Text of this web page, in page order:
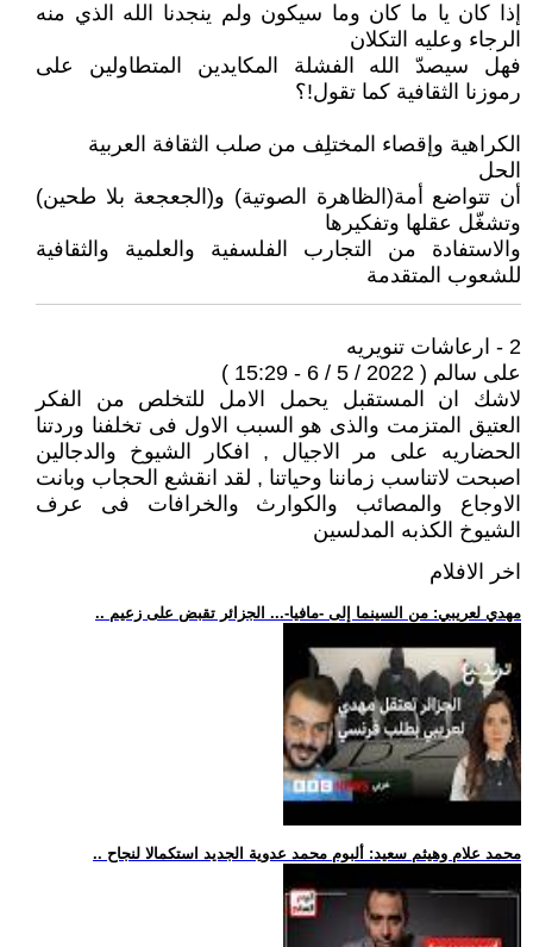
إذا كان يا ما كان وما سيكون ولم ينجدنا الله الذي منه
الرجاء وعليه التكلان
فهل سيصدّ الله الفشلة المكايدين المتطاولين على
رموزنا الثقافية كما تقول!؟
الكراهية وإقصاء المختلِف من صلب الثقافة العربية
الحل
أن تتواضع أمة(الظاهرة الصوتية) و(الجعجعة بلا طحين)
وتشغّل عقلها وتفكيرها
والاستفادة من التجارب الفلسفية والعلمية والثقافية
للشعوب المتقدمة
2 - ارعاشات تنويريه
على سالم ( 2022 / 5 / 6 - 15:29 )
لاشك ان المستقبل يحمل الامل للتخلص من الفكر
العتيق المتزمت والذى هو السبب الاول فى تخلفنا وردتنا
الحضاريه على مر الاجيال , افكار الشيوخ والدجالين
اصبحت لاتناسب زماننا وحياتنا , لقد انقشع الحجاب وبانت
الاوجاع والمصائب والكوارث والخرافات فى عرف
الشيوخ الكذبه المدلسين
اخر الافلام
.. مهدي لعريبي: من السينما إلى -مافيا-... الجزائر تقبض على زعيم
.. محمد علام وهيثم سعيد: ألبوم محمد عدوية الجديد استكمالا لنجاح